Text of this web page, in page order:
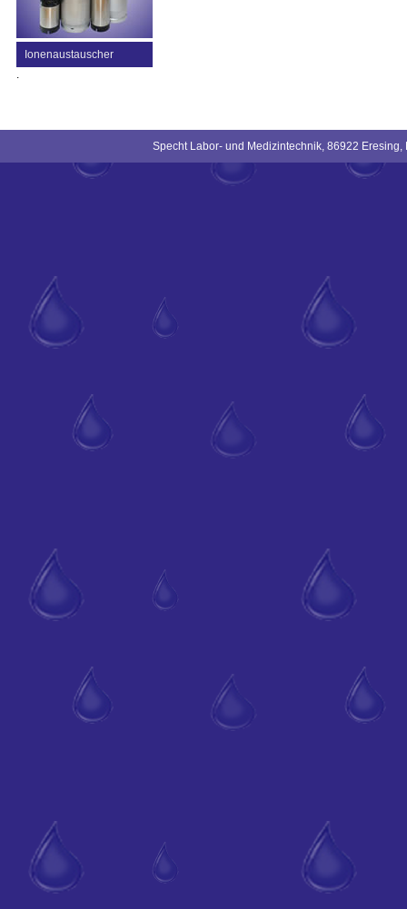
Ionenaustauscher
.
Specht Labor- und Medizintechnik, 86922